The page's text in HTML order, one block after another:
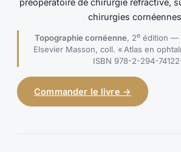
préopératoire de chirurgie réfractive,
chirurgies
Topographie cornéenne, 2eédition —
Elsevier Masson, coll. « Atlas en
ISBN 978-2-294-
Commander le livre →